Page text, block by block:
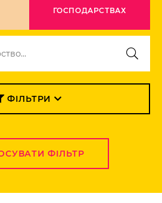
ГОСПОДАРСТВАХ
ФІЛЬТРИ
ФІЛЬТР